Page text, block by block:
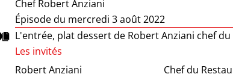
Chef Robert Anziani
Épisode du mercredi 3 août 2022
L'entrée, plat dessert de Robert Anziani chef
Les invités
Robert Anziani
Chef du